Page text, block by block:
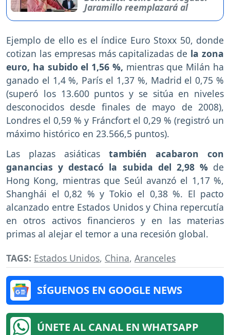
Jaramillo reemplazará al
Ejemplo de ello es el índice Euro Stoxx 50, donde
cotizan las empresas más capitalizadas de la zona
euro, ha subido el 1,56 %, mientras que Milán ha
ganado el 1,4 %, París el 1,37 %, Madrid el 0,75 %
(superó los 13.600 puntos y se sitúa en niveles
desconocidos desde finales de mayo de 2008),
Londres el 0,59 % y Fráncfort el 0,29 % (registró un
máximo histórico en 23.566,5 puntos).
Las plazas asiáticas también acabaron con
ganancias y destacó la subida del 2,98 %de
Hong Kong, mientras que Seúl avanzó el 1,17 %,
Shanghái el 0,82 % y Tokio el 0,38 %. El pacto
alcanzado entre Estados Unidos y China repercutía
en otros activos financieros y en las materias
primas al alejar el temor a una recesión global.
TAGS: Estados Unidos, China, Aranceles
SÍGUENOS EN GOOGLE NEWS
ÚNETE AL CANAL EN WHATSAPP